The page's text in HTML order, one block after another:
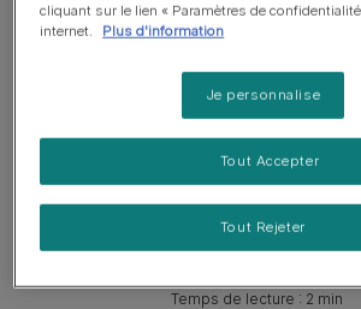
Pourquoi suis-je
chat ? Symptômes
Temps de lecture : 8 min
Pelage, peau et oreilles du
Comprendre et
Temps de lecture : 2 min
cliquant sur le lien « Paramètres de
internet.
Plus d'information
Je personnalise
Tout Rejeter
Tout Accepter